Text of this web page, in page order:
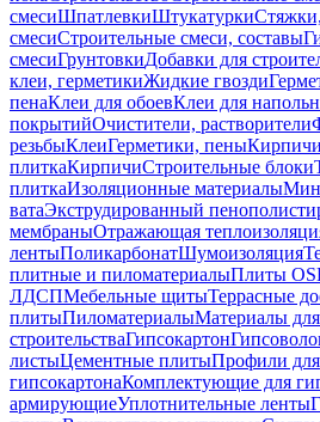
смесиШпатлевкиШтукатурки
смесиСтроительные смеси, составы
смесиГрунтовкиДобавки для
клеи, герметикиЖидкие гвозди
пенаКлеи для обоевКлеи для
покрытийОчистители, растворители
резьбыКлеиГерметики, пены
плиткаКирпичиСтроительные блоки
плиткаИзоляционные материалы
ватаЭкструдированный
мембраныОтражающая
лентыПоликарбонатШумоизоляция
плитные и пиломатериалыПлиты
ЛДСПМебельные щитыТеррасные
плитыПиломатериалыМатериалы
строительстваГипсокартон
листыЦементные плитыПрофили для
гипсокартонаКомплектующие для
армирующиеУплотнительные ленты